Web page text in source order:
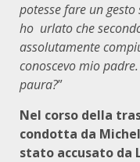
potesse fare un
ho urlato che
assolutamente
conoscevo mio
paura?”
Nel corso della
condotta da
stato accusato da